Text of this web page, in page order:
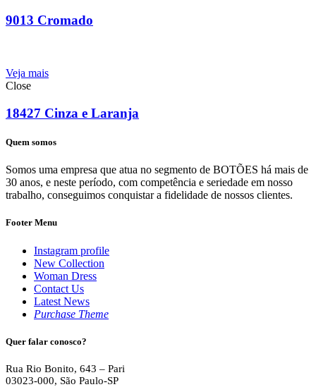
9013 Cromado
Veja mais
Close
18427 Cinza e Laranja
Quem somos
Somos uma empresa que atua no segmento de BOTÕES há mais de
30 anos, e neste período, com competência e seriedade em nosso
trabalho, conseguimos conquistar a fidelidade de nossos clientes.
Footer Menu
Instagram profile
New Collection
Woman Dress
Contact Us
Latest News
Purchase Theme
Quer falar conosco?
Rua Rio Bonito, 643 – Pari
03023-000, São Paulo-SP